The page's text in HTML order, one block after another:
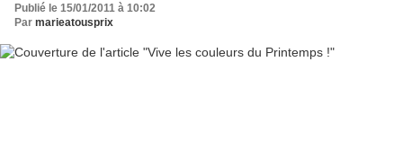
Publié le 15/01/2011 à 10:02
Par marieatousprix